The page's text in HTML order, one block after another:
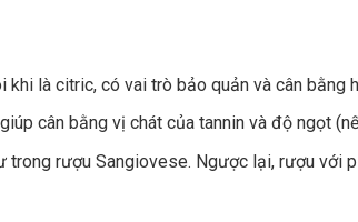
là citric, có vai trò bảo quản và cân bằng
cân bằng vị chát của tannin và độ ngọt
rượu Sangiovese. Ngược lại, rượu với